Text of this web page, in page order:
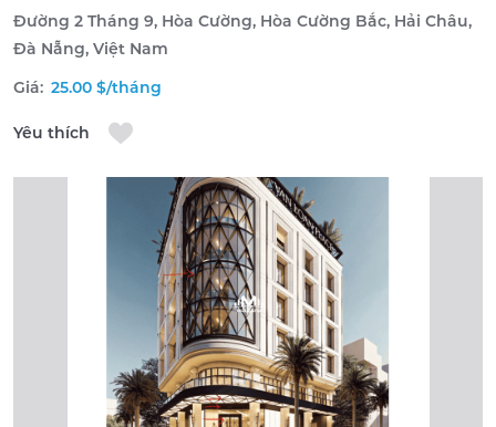
Đường 2 Tháng 9, Hòa Cường, Hòa Cường Bắc, Hải Châu,
Đà Nẵng, Việt Nam
Giá: 25.00 $/tháng
Yêu thích